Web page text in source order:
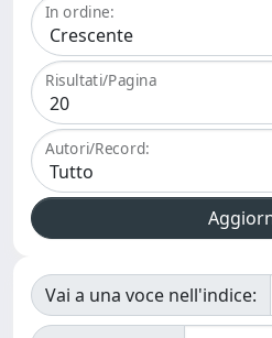
In ordine:
Risultati/Pagina
Autori/Record:
Vai a una voce nell'indice: